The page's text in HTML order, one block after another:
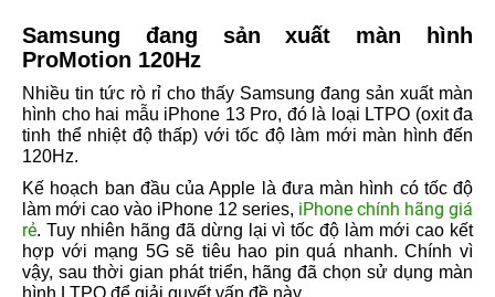
Samsung đang sản xuất màn hình
ProMotion 120Hz
Nhiều tin tức rò rỉ cho thấy Samsung đang sản xuất màn
hình cho hai mẫu iPhone 13 Pro, đó là loại LTPO (oxit đa
tinh thể nhiệt độ thấp) với tốc độ làm mới màn hình đến
120Hz.
Kế hoạch ban đầu của Apple là đưa màn hình có tốc độ
làm mới cao vào iPhone 12 series, iPhone chính hãng giá
rẻ. Tuy nhiên hãng đã dừng lại vì tốc độ làm mới cao kết
hợp với mạng 5G sẽ tiêu hao pin quá nhanh. Chính vì
vậy, sau thời gian phát triển, hãng đã chọn sử dụng màn